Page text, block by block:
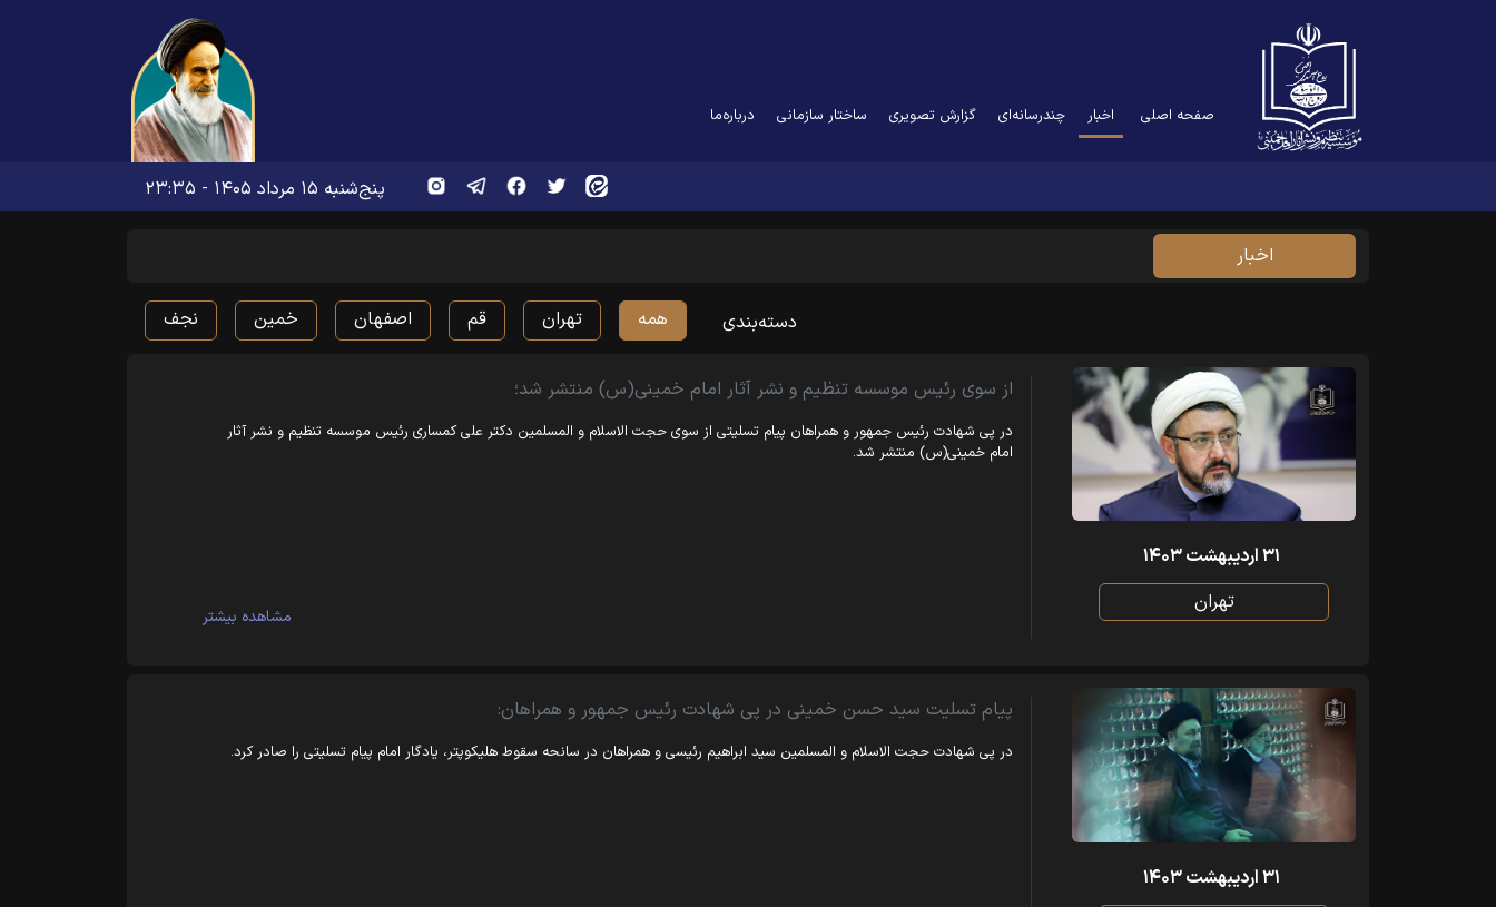
صفحه اصلی اخبار چندرسانه‌ای گزارش تصویری ساختار سازمانی درباره‌ما
پنج‌شنبه ۱۵ مرداد ۱۴۰۵ - ۲۳:۳۵
اخبار
دسته‌بندی همه تهران قم اصفهان خمین نجف
۳۱ اردیبهشت ۱۴۰۳
تهران
از سوی رئیس موسسه تنظیم و نشر آثار امام خمینی(س) منتشر شد؛
در پی شهادت رئیس جمهور و همراهان پیام تسلیتی از سوی حجت الاسلام و المسلمین دکتر علی کمساری رئیس موسسه تنظیم و نشر آثار
امام خمینی(س) منتشر شد.
مشاهده بیشتر
۳۱ اردیبهشت ۱۴۰۳
پیام تسلیت سید حسن خمینی در پی شهادت رئیس جمهور و همراهان:
در پی شهادت حجت الاسلام و المسلمین سید ابراهیم رئیسی و همراهان در سانحه سقوط هلیکوپتر، یادگار امام پیام تسلیتی را صادر کرد.